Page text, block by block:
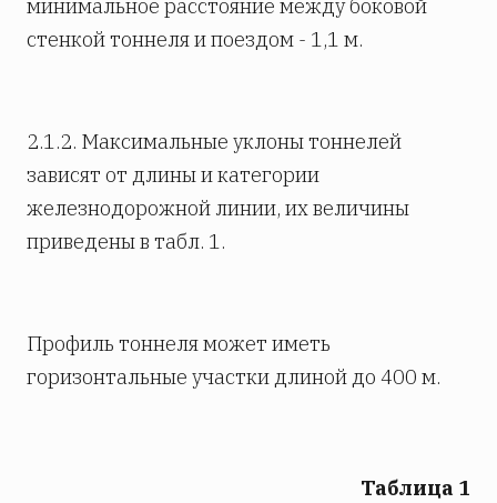
минимальное расстояние между боковой
стенкой тоннеля и поездом - 1,1 м.
2.1.2. Максимальные уклоны тоннелей
зависят от длины и категории
железнодорожной линии, их величины
приведены в табл. 1.
Профиль тоннеля может иметь
горизонтальные участки длиной до 400 м.
Таблица 1